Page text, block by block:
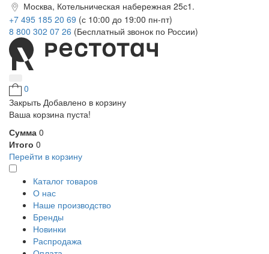
Москва, Котельническая набережная 25с1.
+7 495 185 20 69 (с 10:00 до 19:00 пн-пт)
8 800 302 07 26 (Бесплатный звонок по России)
0
Закрыть Добавлено в корзину
Ваша корзина пуста!
Сумма 0
Итого 0
Перейти в корзину
Каталог товаров
О нас
Наше производство
Бренды
Новинки
Распродажа